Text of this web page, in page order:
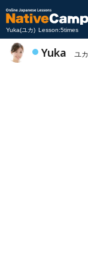
Yuka(ユカ) Lesson:5times
Yuka ユカ